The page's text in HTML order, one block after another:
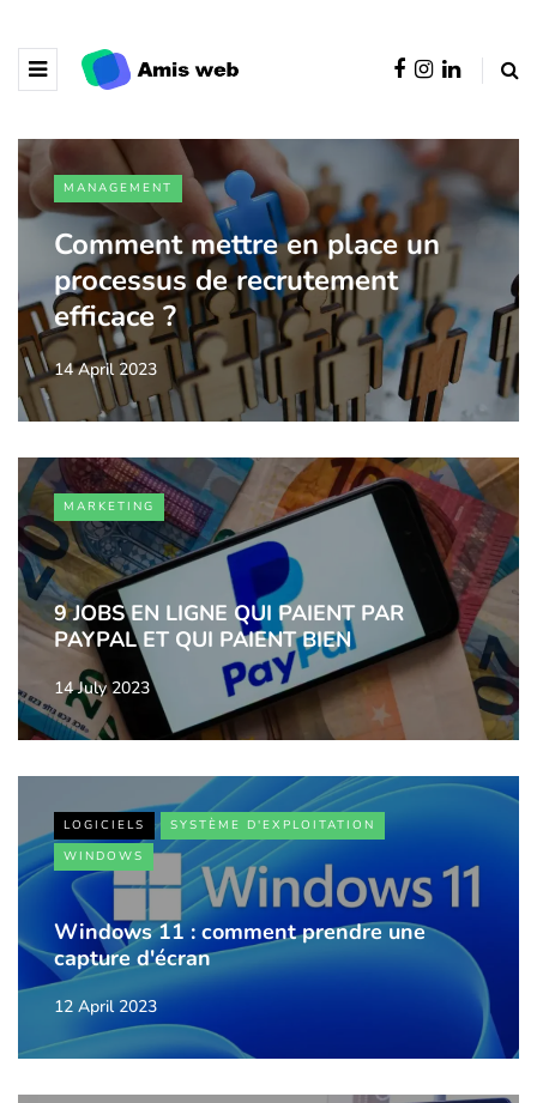
MANAGEMENT
Comment mettre en place un
processus de recrutement
efficace ?
14 April 2023
MARKETING
9 JOBS EN LIGNE QUI PAIENT PAR
PAYPAL ET QUI PAIENT BIEN
14 July 2023
LOGICIELS
SYSTÈME D'EXPLOITATION
WINDOWS
Windows 11 : comment prendre une
capture d'écran
12 April 2023